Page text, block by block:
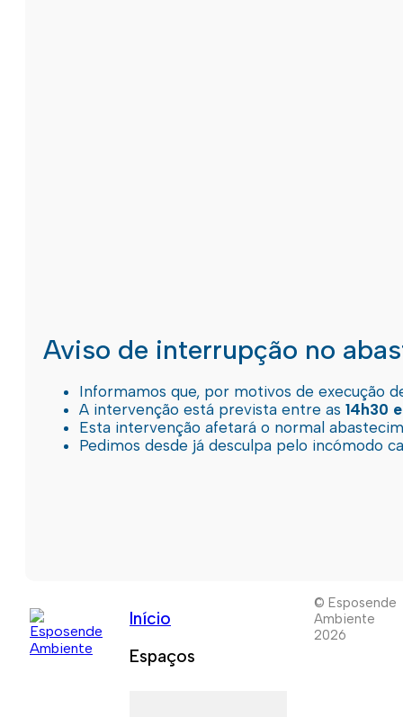
Aviso de interrupção no
Informamos que, por motivos de execução
A intervenção está prevista entre as 14h30
Esta intervenção afetará o normal
Pedimos desde já desculpa pelo incómodo
Início
Espaços
© Esposende
Ambiente
2026